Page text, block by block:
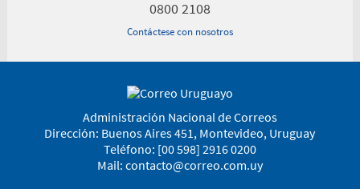
0800 2108
Contáctese con nosotros
Administración Nacional de Correos
Dirección: Buenos Aires 451, Montevideo, Uruguay
Teléfono: [00 598] 2916 0200
Mail: contacto@correo.com.uy